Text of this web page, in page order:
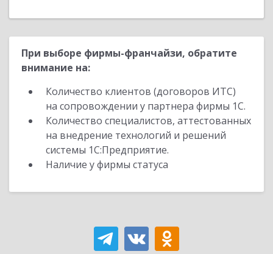
При выборе фирмы-франчайзи, обратите
внимание на:
Количество клиентов (договоров ИТС)
на сопровождении у партнера фирмы 1С.
Количество специалистов, аттестованных
на внедрение технологий и решений
системы 1С:Предприятие.
Наличие у фирмы статуса